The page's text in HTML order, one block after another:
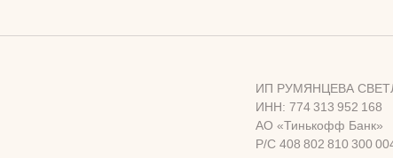
ИП РУМЯНЦЕВА
ИНН: 774 313 952 168
АО «Тинькофф Банк»
Р/С 408 802 810 300